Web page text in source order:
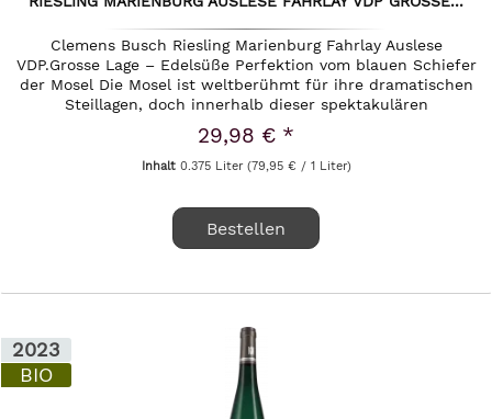
Clemens Busch Riesling Marienburg Fahrlay Auslese
VDP.Grosse Lage – Edelsüße Perfektion vom blauen Schiefer
der Mosel Die Mosel ist weltberühmt für ihre dramatischen
Steillagen, doch innerhalb dieser spektakulären
Kulturlandschaft nimmt...
29,98 € *
Inhalt 0.375 Liter (79,95 € / 1 Liter)
Bestellen
2023
BIO